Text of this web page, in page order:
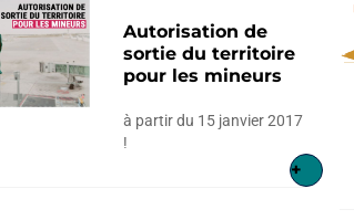
Autorisation de
sortie du territoire
pour les mineurs
à partir du 15 janvier 2017
!
+